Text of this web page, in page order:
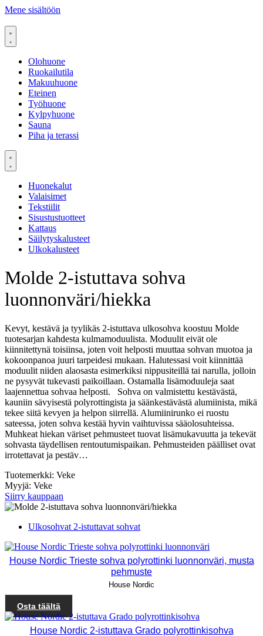
Mene sisältöön
Olohuone
Ruokailutila
Makuuhuone
Eteinen
Työhuone
Kylpyhuone
Sauna
Piha ja terassi
Huonekalut
Valaisimet
Tekstiilit
Sisustustuotteet
Kattaus
Säilytyskalusteet
Ulkokalusteet
Molde 2-istuttava sohva
luonnonväri/hiekka
Kevyt, kestävä ja tyylikäs 2-istuttava ulkosohva koostuu Molde
tuotesarjan kahdesta kulmamoduulista. Moduulit eivät ole
kiinnitettynä toisiinsa, joten voit helposti muuttaa sohvan muotoa ja
kokoonpanoa juuri tarpeidesi mukaan. Halutessasi voit kiinnittää
moduulit niiden alaosasta esimerkiksi nippusiteillä tai narulla, jolloin
ne pysyvät tukevasti paikoillaan. Ostamalla lisämoduuleja saat
laajennettua sohvaa helposti. Sohva on valmistettu kestävästä,
kauniin sävyisestä polyrottingista ja säänkestävästä alumiinista, mikä
tekee siitä kevyen ja helpon siirrellä. Alumiinirunko ei ruostu
sateessa, joten sohva kestää hyvin vaihtuvissa sääolosuhteissa.
Muhkeat hiekan väriset pehmusteet tuovat lisämukavuutta ja tekevät
sohvasta täydellisen rentoutumispaikan. Pehmusteiden päälliset ovat
irrotettavat ja pestäv…
Tuotemerkki: Veke
Myyjä: Veke
Siirry kauppaan
Ulkosohvat 2-istuttavat sohvat
House Nordic Trieste sohva polyrottinki luonnonväri, musta
pehmuste
House Nordic
Osta täältä
House Nordic 2-istuttava Grado polyrottinkisohva